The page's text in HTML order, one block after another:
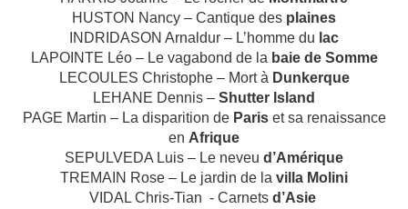
HUSTON Nancy – Cantique des plaines
INDRIDASON Arnaldur – L’homme du lac
LAPOINTE Léo – Le vagabond de la baie de Somme
LECOULES Christophe – Mort à Dunkerque
LEHANE Dennis – Shutter Island
PAGE Martin – La disparition de Pariset sa renaissance
en Afrique
SEPULVEDA Luis – Le neveu d’Amérique
TREMAIN Rose – Le jardin de la villa Molini
VIDAL Chris-Tian - Carnets d’Asie